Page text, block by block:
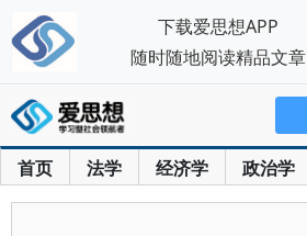
首页 法学 经济学 政治学
下载爱思想APP
随时随地阅读精品文章